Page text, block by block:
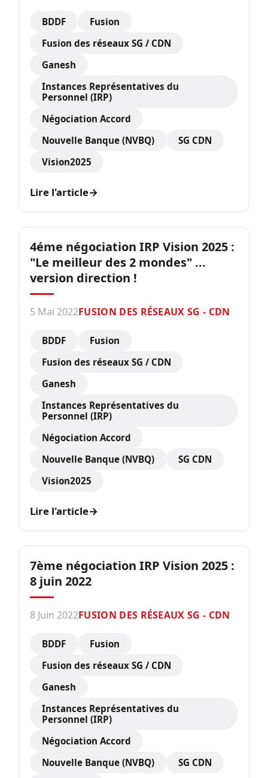
BDDF
Fusion
Fusion des réseaux SG / CDN
Ganesh
Instances Représentatives du
Personnel (IRP)
Négociation Accord
Nouvelle Banque (NVBQ)
SG CDN
Vision2025
Lire l'article→
4éme négociation IRP Vision 2025 :
"Le meilleur des 2 mondes" ...
version direction !
5 Mai 2022FUSION DES RÉSEAUX SG - CDN
BDDF
Fusion
Fusion des réseaux SG / CDN
Ganesh
Instances Représentatives du
Personnel (IRP)
Négociation Accord
Nouvelle Banque (NVBQ)
SG CDN
Vision2025
Lire l'article→
7ème négociation IRP Vision 2025 :
8 juin 2022
8 Juin 2022FUSION DES RÉSEAUX SG - CDN
BDDF
Fusion
Fusion des réseaux SG / CDN
Ganesh
Instances Représentatives du
Personnel (IRP)
Négociation Accord
Nouvelle Banque (NVBQ)
SG CDN